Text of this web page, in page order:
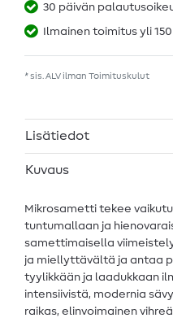
30 päivän
Ilmainen toimitus yli
* sis. ALV ilman Toimituskulut
Lisätiedot
Kuvaus
Mikrosametti tekee
tuntumallaan ja
samettimaisella
ja miellyttävältä ja antaa
tyylikkään ja laadukkaan
intensiivistä, modernia
raikas, elinvoimainen